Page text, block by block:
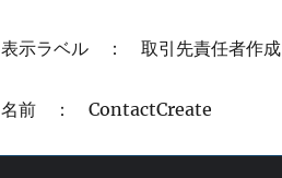
表示ラベル ： 取引先責任者作成
名前 ： ContactCreate